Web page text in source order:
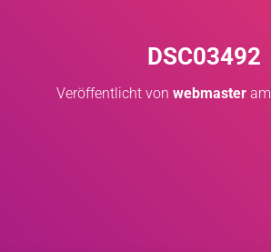
DSC03492
Veröffentlicht von webmaster am